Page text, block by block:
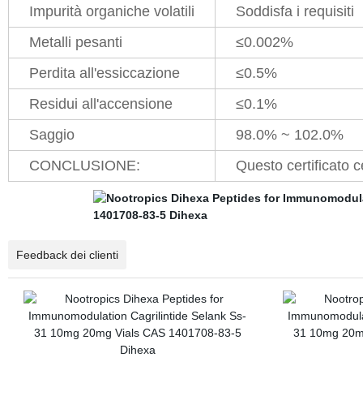
Impurità organiche volatili
Soddisfa i requisiti
Metalli pesanti
≤0.002%
Perdita all'essiccazione
≤0.5%
Residui all'accensione
≤0.1%
Saggio
98.0% ~ 102.0%
CONCLUSIONE:
Questo certificato
Feedback dei clienti